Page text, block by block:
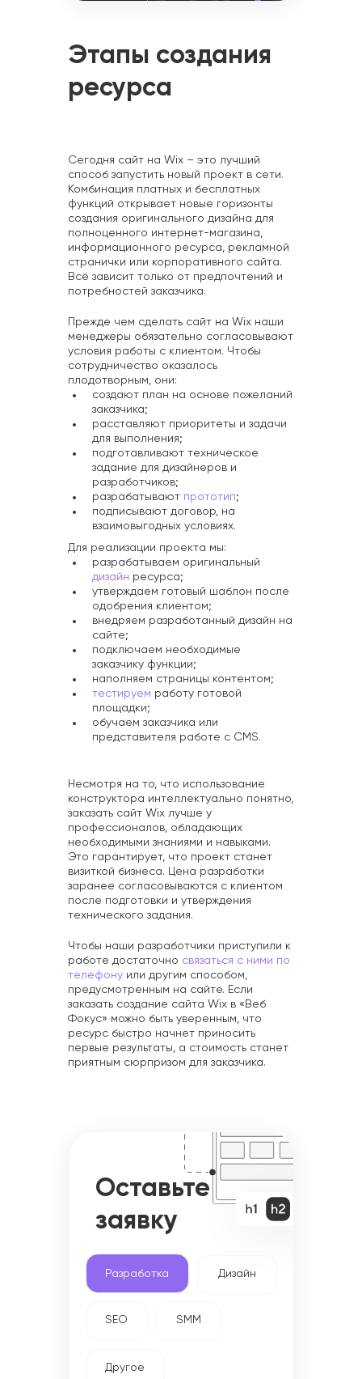
Этапы создания
ресурса
Сегодня сайт на Wix – это лучший
способ запустить новый проект в сети.
Комбинация платных и бесплатных
функций открывает новые горизонты
создания оригинального дизайна для
полноценного интернет-магазина,
информационного ресурса, рекламной
странички или корпоративного сайта.
Всё зависит только от предпочтений и
потребностей заказчика.
Прежде чем сделать сайт на Wix наши
менеджеры обязательно согласовывают
условия работы с клиентом. Чтобы
сотрудничество оказалось
плодотворным, они:
создают план на основе пожеланий
заказчика;
расставляют приоритеты и задачи
для выполнения;
подготавливают техническое
задание для дизайнеров и
разработчиков;
разрабатывают прототип;
подписывают договор, на
взаимовыгодных условиях.
Для реализации проекта мы:
разрабатываем оригинальный
дизайн ресурса;
утверждаем готовый шаблон после
одобрения клиентом;
внедряем разработанный дизайн на
сайте;
подключаем необходимые
заказчику функции;
наполняем страницы контентом;
тестируем работу готовой
площадки;
обучаем заказчика или
представителя работе с CMS.
Несмотря на то, что использование
конструктора интеллектуально понятно,
заказать сайт Wix лучше у
профессионалов, обладающих
необходимыми знаниями и навыками.
Это гарантирует, что проект станет
визиткой бизнеса. Цена разработки
заранее согласовываются с клиентом
после подготовки и утверждения
технического задания.
Чтобы наши разработчики приступили к
работе достаточно связаться с ними по
телефону или другим способом,
предусмотренным на сайте. Если
заказать создание сайта Wix в «Веб
Фокус» можно быть уверенным, что
ресурс быстро начнет приносить
первые результаты, а стоимость станет
приятным сюрпризом для заказчика.
Оставьте
заявку
Разработка Дизайн
SEO SMM
Другое